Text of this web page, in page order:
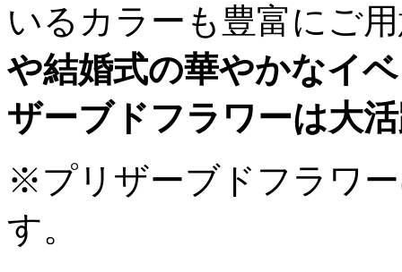
いるカラーも豊富にご
や結婚式の華やかなイ
ザーブドフラワーは大
※プリザーブドフラワ
す。